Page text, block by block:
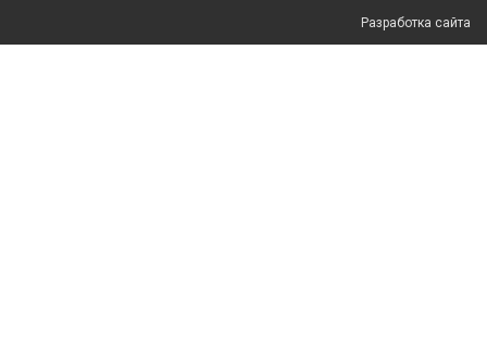
Разработка сайта